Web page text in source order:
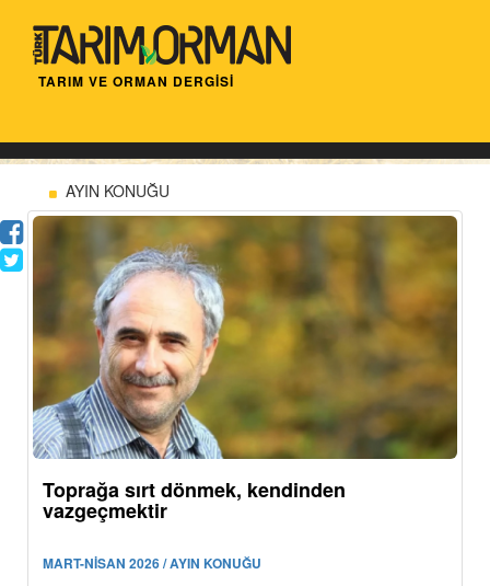
TARIM VE ORMAN DERGİSİ
AYIN KONUĞU
Toprağa sırt dönmek, kendinden
vazgeçmektir
MART-NİSAN 2026 / AYIN KONUĞU